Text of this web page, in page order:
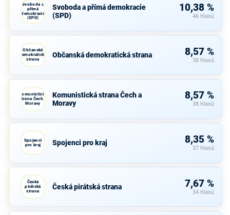
Svoboda a
přímá
demokracie
(SPD)
Svoboda a přímá demokracie
(SPD)
10,38 %
46 hlasů
Občanská
demokratická
strana
Občanská demokratická strana 8,57 %
38 hlasů
Komunistická
strana Čech a
Moravy
Komunistická strana Čech a
Moravy
8,57 %
38 hlasů
Spojenci
pro kraj
Spojenci pro kraj 8,35 %
37 hlasů
Česká
pirátská
strana
Česká pirátská strana 7,67 %
34 hlasů